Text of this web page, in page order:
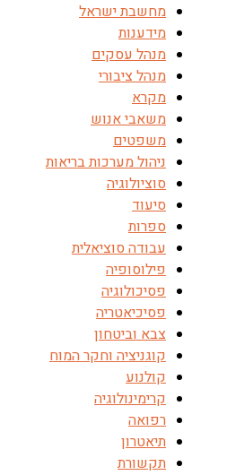
מחשבת ישראל
מידענות
מנהל עסקים
מנהל ציבורי
מקרא
משאבי אנוש
משפטים
ניהול מערכות בריאות
סוציולוגיה
סיעוד
ספרות
עבודה סוציאלית
פילוסופיה
פסיכולוגיה
פסיכיאטריה
צבא וביטחון
קוגניציה וחקר המוח
קולנוע
קרימינולוגיה
רפואה
תיאטרון
תקשורת